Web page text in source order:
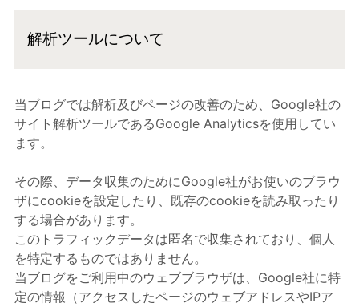
解析ツールについて
当ブログでは解析及びページの改善のため、Google社の
サイト解析ツールであるGoogle Analyticsを使用してい
ます。
その際、データ収集のためにGoogle社がお使いのブラウ
ザにcookieを設定したり、既存のcookieを読み取ったり
する場合があります。
このトラフィックデータは匿名で収集されており、個人
を特定するものではありません。
当ブログをご利用中のウェブブラウザは、Google社に特
定の情報（アクセスしたページのウェブアドレスやIPア